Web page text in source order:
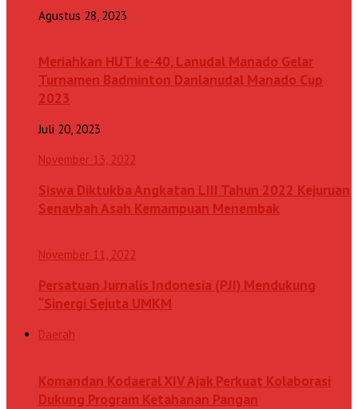
Agustus 28, 2023
Meriahkan HUT ke-40, Lanudal Manado Gelar
Turnamen Badminton Danlanudal Manado Cup
2023
Juli 20, 2023
November 13, 2022
Siswa Diktukba Angkatan LIII Tahun 2022 Kejuruan
Senavbah Asah Kemampuan Menembak
November 11, 2022
Persatuan Jurnalis Indonesia (PJI) Mendukung
“Sinergi Sejuta UMKM
Daerah
Komandan Kodaeral XIV Ajak Perkuat Kolaborasi
Dukung Program Ketahanan Pangan